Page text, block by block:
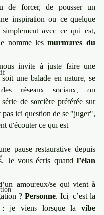
de forcer, de pousser un
inspiration ou ce quelque
avec ce qui est,
nomme les murmures du
invite à juste faire une
une balade en nature, se
des réseaux sociaux, ou
de sorcière préférée sur
ici question de se "juger",
d'écouter ce qui est.
pause restaurative depuis
Je vous écris quand l’élan
amoureux/se qui vient à
? Personne. Ici, c’est la
: je viens lorsque la vibe